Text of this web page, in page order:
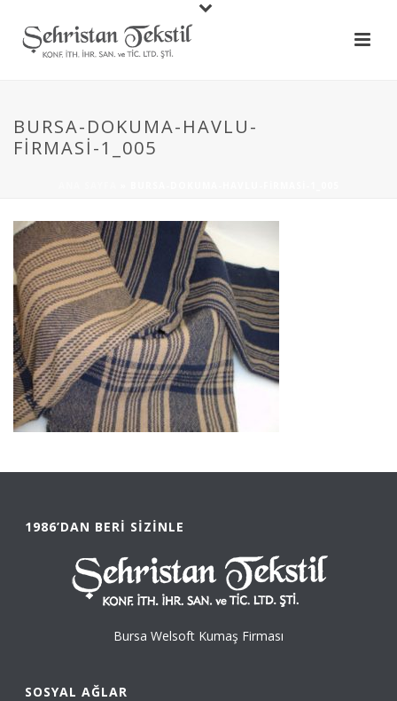
BURSA-DOKUMA-HAVLU-
FIRMASI-1_005
1986’DAN BERI SIZINLE
Bursa Welsoft Kumaş Firması
SOSYAL AĞLAR